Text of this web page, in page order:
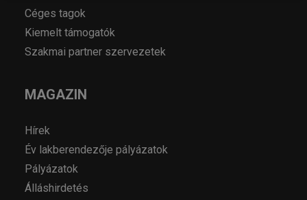
Céges tagok
Kiemelt támogatók
Szakmai partner szervezetek
MAGAZIN
Hírek
Év lakberendezője pályázatok
Pályázatok
Álláshirdetés